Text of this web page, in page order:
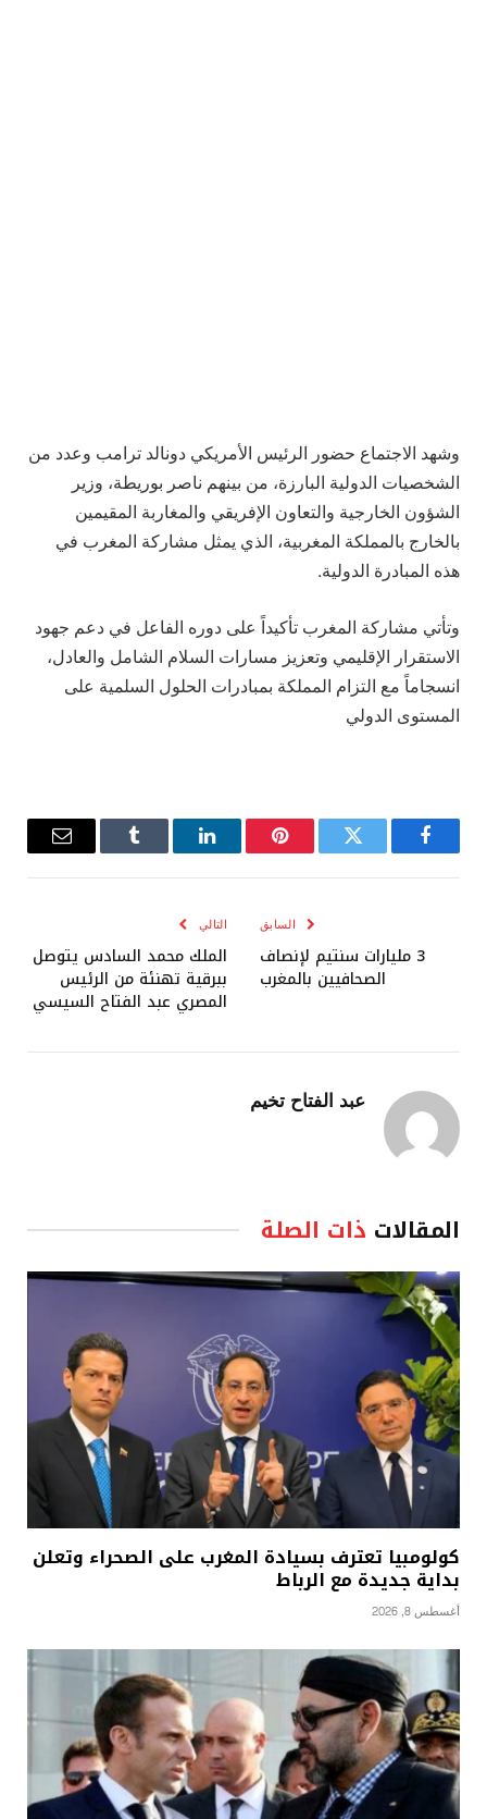
وشهد الاجتماع حضور الرئيس الأمريكي دونالد ترامب وعدد من
الشخصيات الدولية البارزة، من بينهم ناصر بوريطة، وزير
الشؤون الخارجية والتعاون الإفريقي والمغاربة المقيمين
بالخارج بالمملكة المغربية، الذي يمثل مشاركة المغرب في
هذه المبادرة الدولية.
وتأتي مشاركة المغرب تأكيداً على دوره الفاعل في دعم جهود
الاستقرار الإقليمي وتعزيز مسارات السلام الشامل والعادل،
انسجاماً مع التزام المملكة بمبادرات الحلول السلمية على
المستوى الدولي
فيسبوك تويتر بينتيريستلينكدإن Tumblr
البريد
السابق
3 مليارات سنتيم لإنصاف
الصحافيين بالمغرب
التالي
الملك محمد السادس يتوصل
ببرقية تهنئة من الرئيس
المصري عبد الفتاح السيسي
عبد الفتاح تخيم
المقالات ذات الصلة
كولومبيا تعترف بسيادة المغرب على الصحراء وتعلن
بداية جديدة مع الرباط
أغسطس 8, 2026